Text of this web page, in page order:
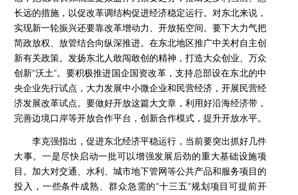
长远的措施，以促改革调结构促进经济稳定运行。对东北来说，
实现新一轮振兴还要靠改革增动力、开放拓空间。要下大力气把
简政放权、放管结合向纵深推进。在东北地区推广中关村自主创
新有关政策。发扬东北人敢闯敢创的精神，打造大众创业、万众
创新“沃土”。要积极推进国企国资改革，支持总部设在东北的中
央企业先行试点，大力发展中小微企业和民营经济，开展民营经
济发展改革试点。要做好开放这篇大文章，利用好沿海经济带，
完善边境口岸等开放合作平台，创新合作模式，提升开放水平。
李克强指出，促进东北经济平稳运行，当前要突出抓好几件
大事。一是尽快启动一批可以增强发展后劲的重大基础设施项
目。加大对交通、水利、城市地下管网等公共产品和服务项目的
投入，一些条件成熟、群众急需的“十三五”规划项目可提前开